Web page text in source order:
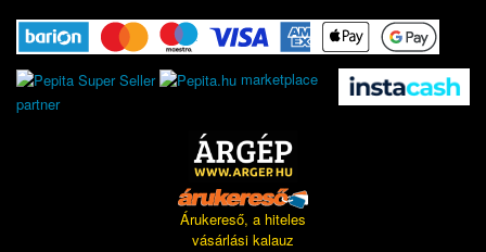
marketplace
partner
Árukereső, a hiteles
vásárlási kalauz